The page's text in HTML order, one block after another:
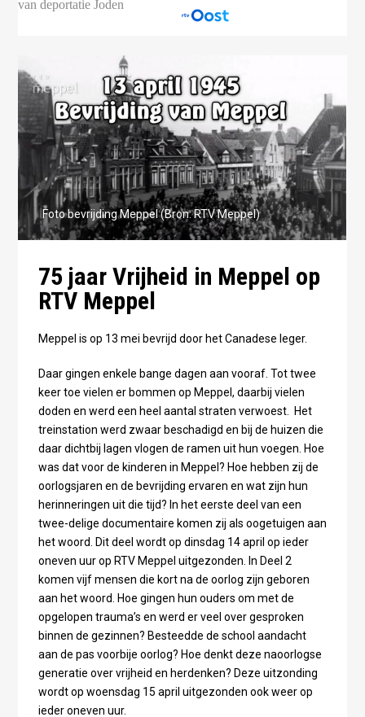
Foto bevrijding Meppel (Bron: RTV Meppel)
75 jaar Vrijheid in Meppel op
RTV Meppel
Meppel is op 13 mei bevrijd door het Canadese leger.
Daar gingen enkele bange dagen aan vooraf. Tot twee
keer toe vielen er bommen op Meppel, daarbij vielen
doden en werd een heel aantal straten verwoest. Het
treinstation werd zwaar beschadigd en bij de huizen die
daar dichtbij lagen vlogen de ramen uit hun voegen. Hoe
was dat voor de kinderen in Meppel? Hoe hebben zij de
oorlogsjaren en de bevrijding ervaren en wat zijn hun
herinneringen uit die tijd? In het eerste deel van een
twee-delige documentaire komen zij als oogetuigen aan
het woord. Dit deel wordt op dinsdag 14 april op ieder
oneven uur op RTV Meppel uitgezonden. In Deel 2
komen vijf mensen die kort na de oorlog zijn geboren
aan het woord. Hoe gingen hun ouders om met de
opgelopen trauma’s en werd er veel over gesproken
binnen de gezinnen? Besteedde de school aandacht
aan de pas voorbije oorlog? Hoe denkt deze naoorlogse
generatie over vrijheid en herdenken? Deze uitzonding
wordt op woensdag 15 april uitgezonden ook weer op
ieder oneven uur.